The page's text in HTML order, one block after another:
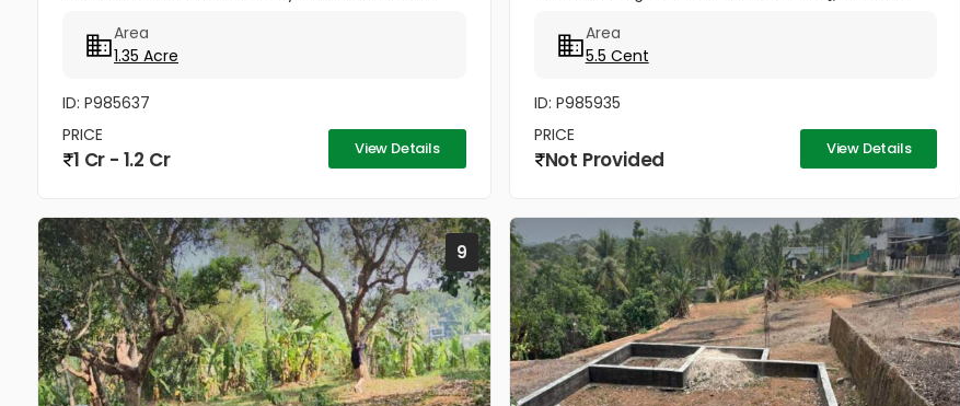
access to the plot...
Area
1.35 Acre
ID: P985637
PRICE
1 Cr - 1.2 Cr View Details
കോൺവെൻ്റ് മതിൽ അവസാനിക്കുന്ന...
Area
5.5 Cent
ID: P985935
PRICE
Not Provided View Details
9